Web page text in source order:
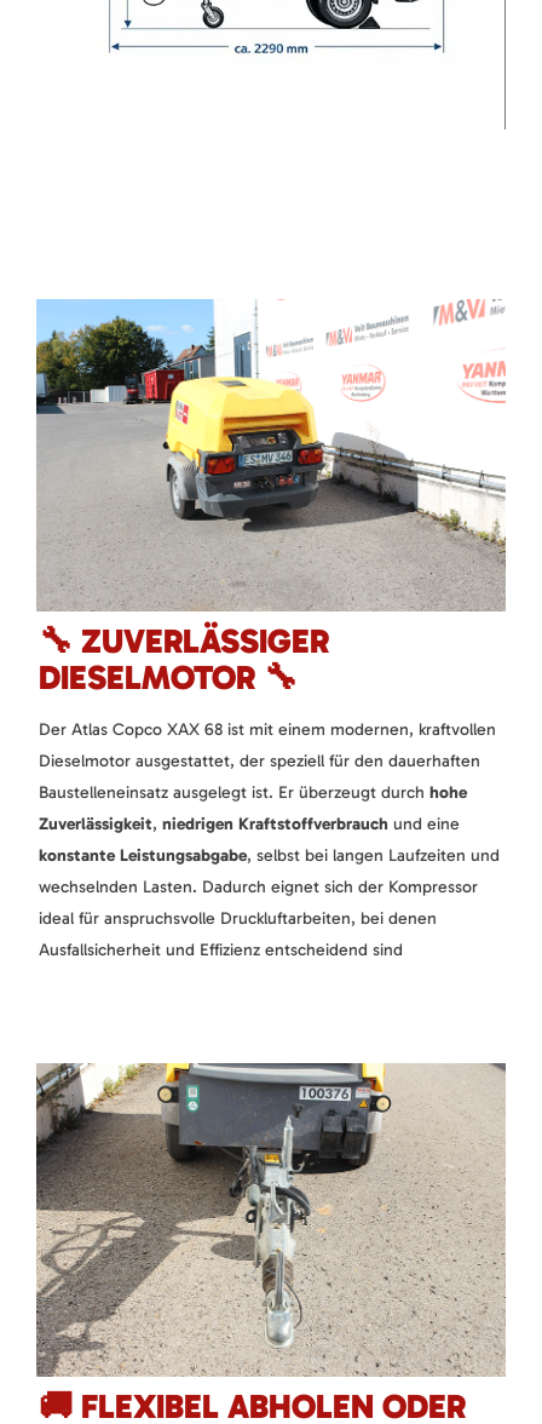
🔧 ZUVERLÄSSIGER
DIESELMOTOR 🔧
Der Atlas Copco XAX 68 ist mit einem modernen, kraftvollen
Dieselmotor ausgestattet, der speziell für den dauerhaften
Baustelleneinsatz ausgelegt ist. Er überzeugt durch hohe
Zuverlässigkeit, niedrigen Kraftstoffverbrauch und eine
konstante Leistungsabgabe, selbst bei langen Laufzeiten und
wechselnden Lasten. Dadurch eignet sich der Kompressor
ideal für anspruchsvolle Druckluftarbeiten, bei denen
Ausfallsicherheit und Effizienz entscheidend sind
🚚 FLEXIBEL ABHOLEN ODER